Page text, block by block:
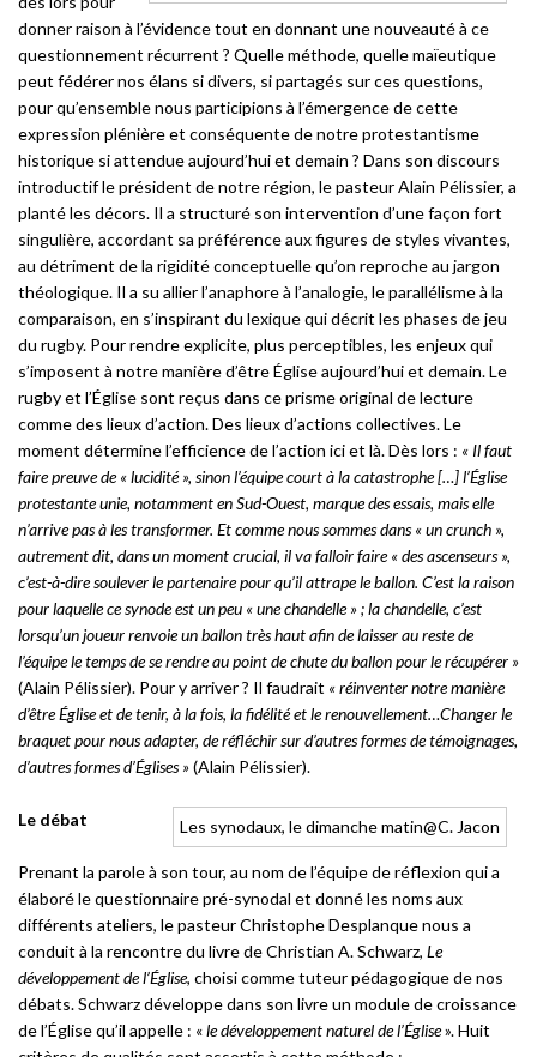
donner raison à l’évidence tout en donnant une nouveauté à ce
questionnement récurrent ? Quelle méthode, quelle maïeutique
peut fédérer nos élans si divers, si partagés sur ces questions,
pour qu’ensemble nous participions à l’émergence de cette
expression plénière et conséquente de notre protestantisme
historique si attendue aujourd’hui et demain ? Dans son discours
introductif le président de notre région, le pasteur Alain Pélissier, a
planté les décors. Il a structuré son intervention d’une façon fort
singulière, accordant sa préférence aux figures de styles vivantes,
au détriment de la rigidité conceptuelle qu’on reproche au jargon
théologique. Il a su allier l’anaphore à l’analogie, le parallélisme à la
comparaison, en s’inspirant du lexique qui décrit les phases de jeu
du rugby. Pour rendre explicite, plus perceptibles, les enjeux qui
s’imposent à notre manière d’être Église aujourd’hui et demain. Le
rugby et l’Église sont reçus dans ce prisme original de lecture
comme des lieux d’action. Des lieux d’actions collectives. Le
moment détermine l’efficience de l’action ici et là. Dès lors : « Il faut
faire preuve de « lucidité », sinon l’équipe court à la catastrophe […] l’Église
protestante unie, notamment en Sud-Ouest, marque des essais, mais elle
n’arrive pas à les transformer. Et comme nous sommes dans « un crunch »,
autrement dit, dans un moment crucial, il va falloir faire « des ascenseurs »,
c’est-à-dire soulever le partenaire pour qu’il attrape le ballon. C’est la raison
pour laquelle ce synode est un peu « une chandelle » ; la chandelle, c’est
lorsqu’un joueur renvoie un ballon très haut afin de laisser au reste de
l’équipe le temps de se rendre au point de chute du ballon pour le récupérer »
(Alain Pélissier). Pour y arriver ? Il faudrait « réinventer notre manière
d’être Église et de tenir, à la fois, la fidélité et le renouvellement…Changer le
braquet pour nous adapter, de réfléchir sur d’autres formes de témoignages,
d’autres formes d’Églises »(Alain Pélissier).
Les synodaux, le dimanche matin@C. Jacon
Le débat
Prenant la parole à son tour, au nom de l’équipe de réflexion qui a
élaboré le questionnaire pré-synodal et donné les noms aux
différents ateliers, le pasteur Christophe Desplanque nous a
conduit à la rencontre du livre de Christian A. Schwarz, Le
développement de l’Église, choisi comme tuteur pédagogique de nos
débats. Schwarz développe dans son livre un module de croissance
de l’Église qu’il appelle : «le développement naturel de l’Église». Huit